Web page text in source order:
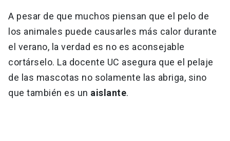
A pesar de que muchos piensan que el pelo de
los animales puede causarles más calor durante
el verano, la verdad es no es aconsejable
cortárselo. La docente UC asegura que el pelaje
de las mascotas no solamente las abriga, sino
que también es un aislante.